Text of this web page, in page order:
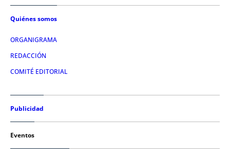
Quiénes somos
ORGANIGRAMA
REDACCIÓN
COMITÉ EDITORIAL
Publicidad
Eventos